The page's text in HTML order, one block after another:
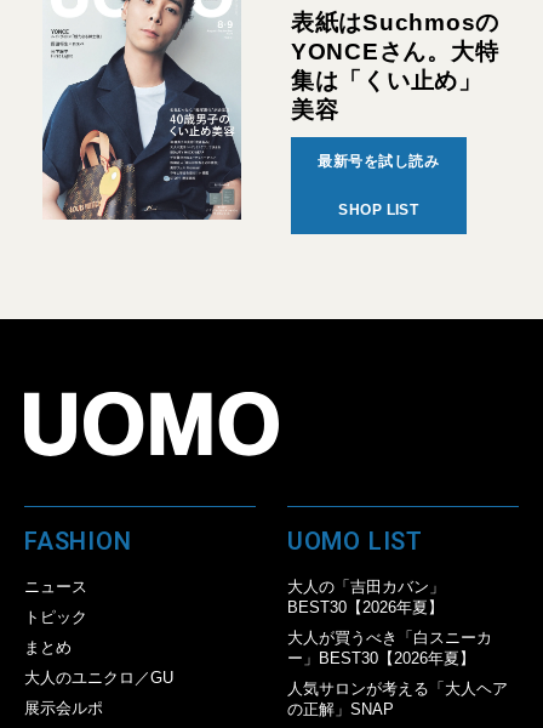
表紙はSuchmosの
YONCEさん。大特
集は「くい止め」
美容
最新号を試し読み
SHOP LIST
FASHION
ニュース
トピック
まとめ
大人のユニクロ／GU
展示会ルポ
UOMO LIST
大人の「吉田カバン」
BEST30【2026年夏】
大人が買うべき「白スニーカ
ー」BEST30【2026年夏】
人気サロンが考える「大人ヘア
の正解」SNAP